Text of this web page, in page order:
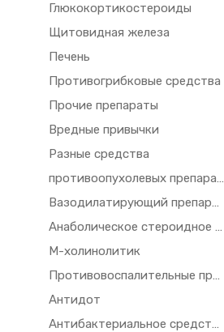
Глюкокортикостероиды
Щитовидная железа
Печень
Противогрибковые средства
Прочие препараты
Вредные привычки
Разные средства
противоопухолевых препаратов и иммунодепрессантов
Вазодилатирующий препарат
Анаболическое стероидное средство
М-холинолитик
Противовоспалительные препараты
Антидот
Антибактериальное средство